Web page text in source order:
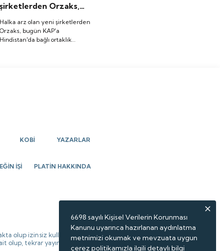
şirketlerden Orzaks,
bugün KAP'a
Hindistan'da bağlı
ortaklık kurulmasına
Halka arz olan yeni şirketlerden
Orzaks, bugün KAP'a
Hindistan'da bağlı ortaklık
KOBİ
YAZARLAR
İŞİ
PLATİN HAKKINDA
olup izinsiz kullanılamaz,
olup, tekrar yayınlanamaz.
6698 sayılı Kişisel Verilerin Korunması
Kanunu uyarınca hazırlanan aydınlatma
metnimizi okumak ve mevzuata uygun
çerez politikamızla ilgili detaylı bilgi